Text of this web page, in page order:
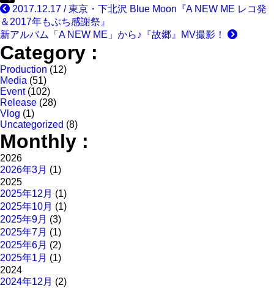
共
有
2017.12.17 / 東京・下北沢 Blue Moon『A NEW ME レコ発
＆2017年もぶち感謝祭』
新アルバム「A NEW ME」から♪『故郷』MV撮影！
Category :
Production (12)
Media (51)
Event(102)
Release(28)
Vlog (1)
Uncategorized (8)
Monthly :
2026
2026年3月 (1)
2025
2025年12月 (1)
2025年10月 (1)
2025年9月 (3)
2025年7月 (1)
2025年6月 (2)
2025年1月 (1)
2024
2024年12月 (2)